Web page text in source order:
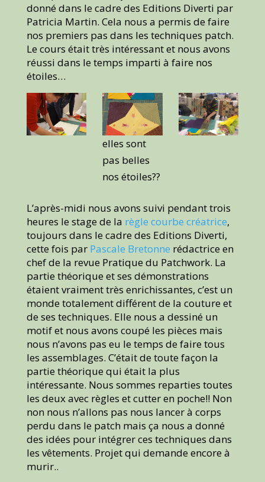
donné dans le cadre des Editions Diverti par
Patricia Martin. Cela nous a permis de faire
nos premiers pas dans les techniques patch.
Le cours était très intéressant et nous avons
réussi dans le temps imparti à faire nos
étoiles…
elles sont
pas belles
nos étoiles??
L’après-midi nous avons suivi pendant trois
heures le stage de la règle courbe créatrice,
toujours dans le cadre des Editions Diverti,
cette fois par Pascale Bretonne rédactrice en
chef de la revue Pratique du Patchwork. La
partie théorique et ses démonstrations
étaient vraiment très enrichissantes, c’est un
monde totalement différent de la couture et
de ses techniques. Elle nous a dessiné un
motif et nous avons coupé les pièces mais
nous n’avons pas eu le temps de faire tous
les assemblages. C’était de toute façon la
partie théorique qui était la plus
intéressante. Nous sommes reparties toutes
les deux avec règles et cutter en poche!! Non
non nous n’allons pas nous lancer à corps
perdu dans le patch mais ça nous a donné
des idées pour intégrer ces techniques dans
les vêtements. Projet qui demande encore à
murir..